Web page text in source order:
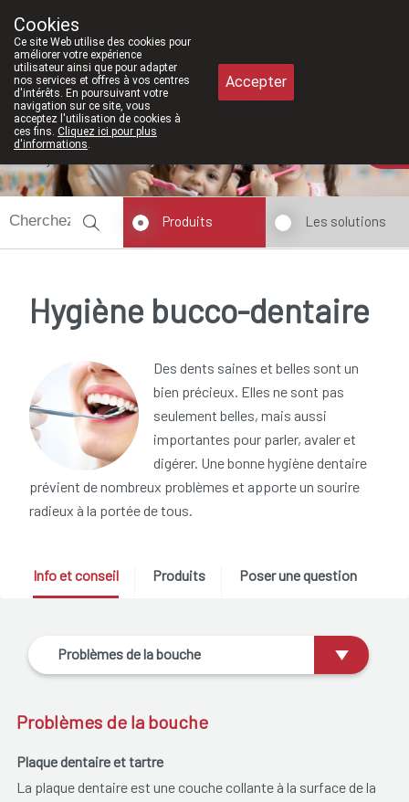
011/610300
Produits Les solutions
Hygiène bucco-dentaire
Des dents saines et belles sont un
bien précieux. Elles ne sont pas
seulement belles, mais aussi
importantes pour parler, avaler et
digérer. Une bonne hygiène dentaire
prévient de nombreux problèmes et apporte un sourire
radieux à la portée de tous.
Info et conseil Produits Poser une question
Problèmes de la bouche
Problèmes de la bouche
Plaque dentaire et tartre
La plaque dentaire est une couche collante à la surface de la
Cookies
Ce site Web utilise des cookies pour
améliorer votre expérience
utilisateur ainsi que pour adapter
nos services et offres à vos centres
d'intérêts. En poursuivant votre
navigation sur ce site, vous
acceptez l'utilisation de cookies à
ces fins. Cliquez ici pour plus
d'informations.
Accepter